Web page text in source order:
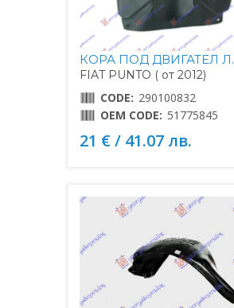
КОРА ПОД ДВИГАТЕЛ Л.
FIAT PUNTO ( от 2012)
CODE: 290100832
OEM CODE: 51775845
21 € / 41.07 лв.